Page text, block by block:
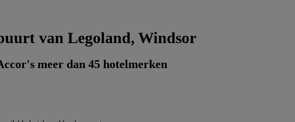
van Legoland, Windsor
meer dan 45 hotelmerken